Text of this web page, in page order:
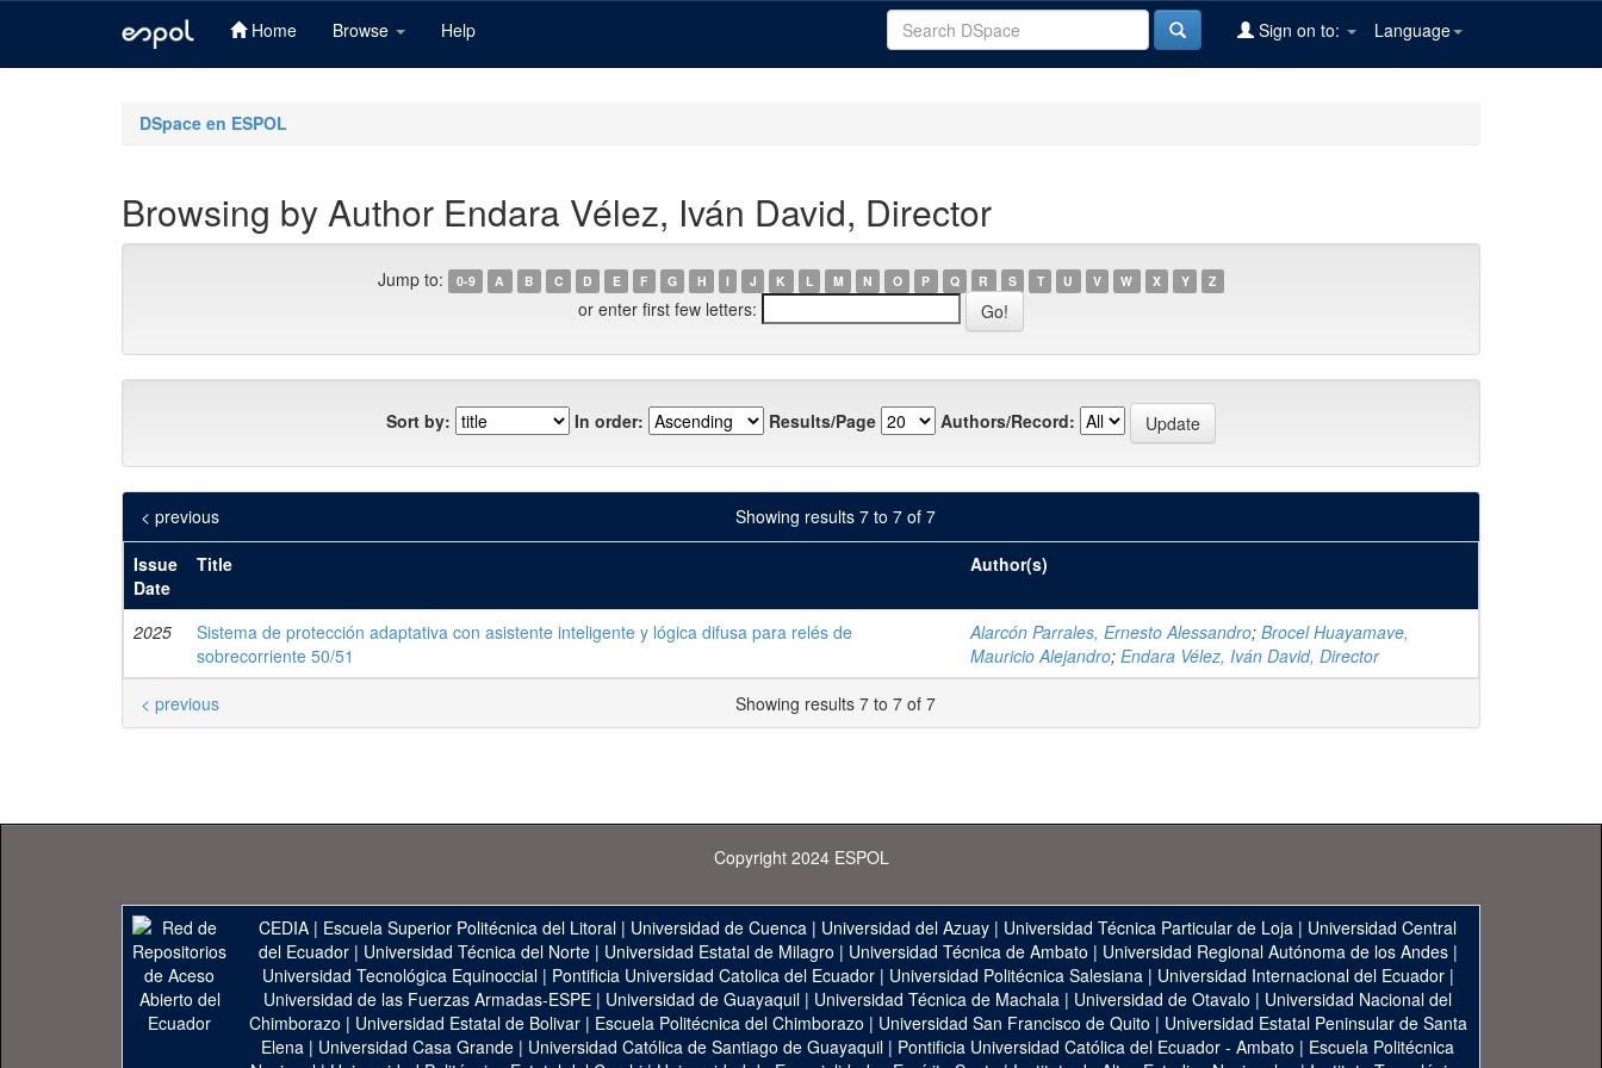
Home Browse Help Language
Sign on to:
DSpace en ESPOL
Browsing by Author Endara Vélez, Iván David, Director
Jump to: 0-9 A B C D E F G H I J K L M N O P Q R S T U V W X Y Z
or enter first few letters:
Sort by: In order: Results/Page Authors/Record:
Showing results 7 to 7 of 7
< previous
Issue
Date
Title Author(s)
2025
Sistema de protección adaptativa con asistente inteligente y lógica difusa para relés de
sobrecorriente 50/51
Alarcón Parrales, Ernesto Alessandro; Brocel Huayamave,
Mauricio Alejandro; Endara Vélez, Iván David, Director
Showing results 7 to 7 of 7
< previous
Copyright 2024 ESPOL
CEDIA | Escuela Superior Politécnica del Litoral | Universidad de Cuenca | Universidad del Azuay | Universidad Técnica Particular de Loja | Universidad Central
del Ecuador| Universidad Técnica del Norte| Universidad Estatal de Milagro | Universidad Técnica de Ambato | Universidad Regional Autónoma de los Andes|
Universidad Tecnológica Equinoccial| Pontificia Universidad Catolica del Ecuador| Universidad Politécnica Salesiana| Universidad Internacional del Ecuador|
Universidad de las Fuerzas Armadas-ESPE | Universidad de Guayaquil | Universidad Técnica de Machala | Universidad de Otavalo | Universidad Nacional del
Chimborazo | Universidad Estatal de Bolivar| Escuela Politécnica del Chimborazo | Universidad San Francisco de Quito | Universidad Estatal Peninsular de Santa
Elena | Universidad Casa Grande | Universidad Católica de Santiago de Guayaquil | Pontificia Universidad Católica del Ecuador - Ambato | Escuela Politécnica